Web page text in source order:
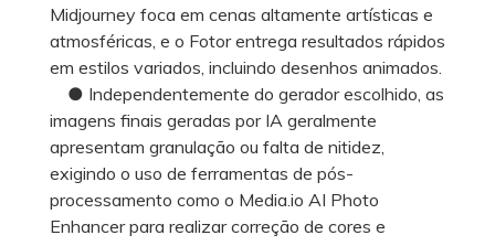
Midjourney foca em cenas altamente artísticas e
atmosféricas, e o Fotor entrega resultados rápidos
em estilos variados, incluindo desenhos animados.
● Independentemente do gerador escolhido, as
imagens finais geradas por IA geralmente
apresentam granulação ou falta de nitidez,
exigindo o uso de ferramentas de pós-
processamento como o Media.io AI Photo
Enhancer para realizar correção de cores e